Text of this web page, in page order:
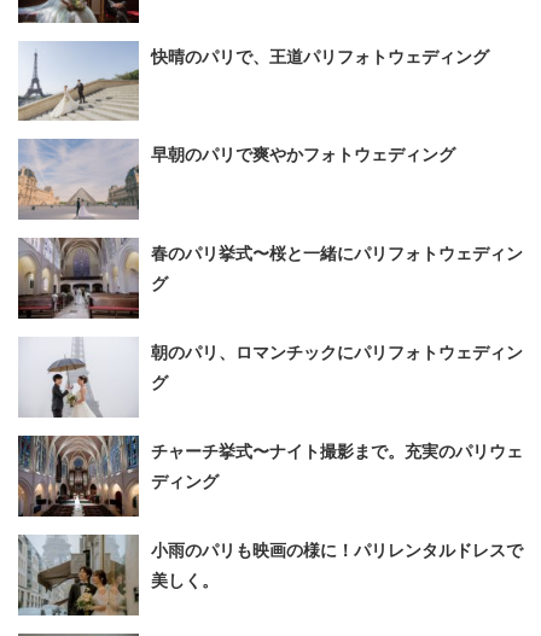
快晴のパリで、王道パリフォトウェディング
早朝のパリで爽やかフォトウェディング
春のパリ挙式〜桜と一緒にパリフォトウェディン
グ
朝のパリ、ロマンチックにパリフォトウェディン
グ
チャーチ挙式〜ナイト撮影まで。充実のパリウェ
ディング
小雨のパリも映画の様に！パリレンタルドレスで
美しく。